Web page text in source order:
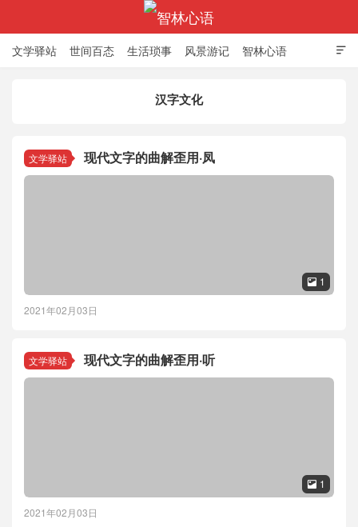

文学驿站 世间百态 生活琐事 风景游记 智林心语
汉字文化
文学驿站 现代文字的曲解歪用·凤
 1
2021年02月03日
文学驿站 现代文字的曲解歪用·听
 1
2021年02月03日